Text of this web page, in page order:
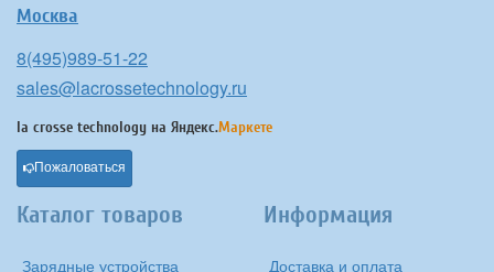
Москва
8(495)989-51-22
sales@lacrossetechnology.ru
la crosse technology на Яндекс.Маркете
Пожаловаться
Каталог товаров
Зарядные устройства
Информация
Доставка и оплата